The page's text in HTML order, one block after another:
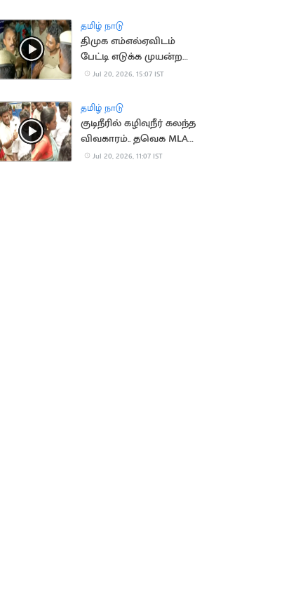
தமிழ் நாடு
திமுக எம்எல்ஏவிடம்
பேட்டி எடுக்க முயன்ற
செய்தியாளர்களுக்கு
Jul 20, 2026, 15:07 IST
தமிழ் நாடு
குடிநீரில் கழிவுநீர் கலந்த
விவகாரம்.. தவெக MLA
முன் நடந்த மோதல்
Jul 20, 2026, 11:07 IST